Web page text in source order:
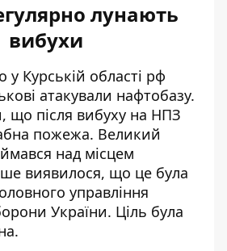
лунають
вибухи
у Курській області рф
атакували нафтобазу.
що після вибуху на НПЗ
пожежа. Великий
над місцем
виявилося, що це була
управління
України. Ціль була